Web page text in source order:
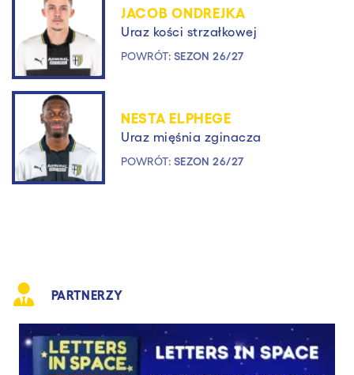
JACOB ONDREJKA
Uraz kości strzałkowej
POWRÓT: SEZON 26/27
NESTA ELPHEGE
Uraz mięśnia zginacza
POWRÓT: SEZON 26/27
PARTNERZY